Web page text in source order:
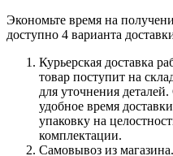
Экономьте время на
доступно 4 варианта
Курьерская доставка
товар поступит на
для уточнения
удобное время
упаковку на
комплектации.
Самовывоз из